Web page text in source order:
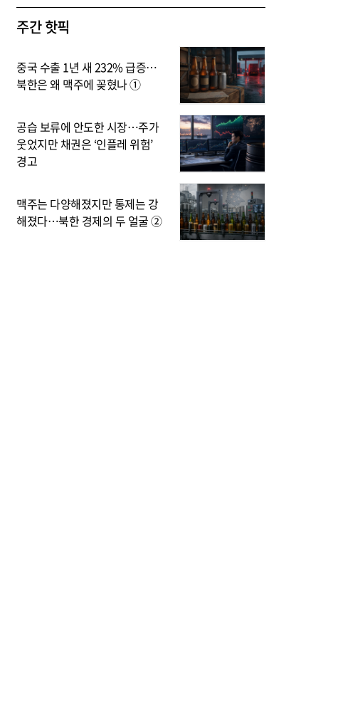
주간 핫픽
중국 수출 1년 새 232% 급증…
북한은 왜 맥주에 꽂혔나 ①
공습 보류에 안도한 시장…주가
웃었지만 채권은 ‘인플레 위험’
경고
맥주는 다양해졌지만 통제는 강
해졌다…북한 경제의 두 얼굴 ②